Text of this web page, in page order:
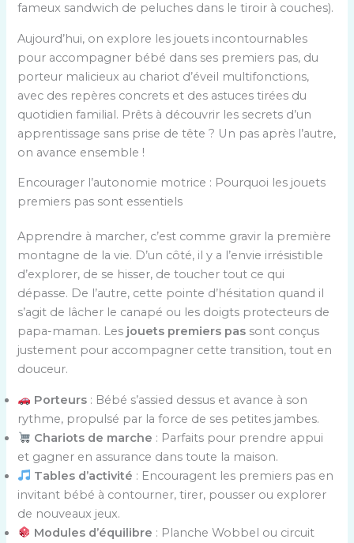
fameux sandwich de peluches dans le tiroir à couches).
Aujourd’hui, on explore les jouets incontournables
pour accompagner bébé dans ses premiers pas, du
porteur malicieux au chariot d’éveil multifonctions,
avec des repères concrets et des astuces tirées du
quotidien familial. Prêts à découvrir les secrets d’un
apprentissage sans prise de tête ? Un pas après l’autre,
on avance ensemble !
Encourager l’autonomie motrice : Pourquoi les jouets
premiers pas sont essentiels
Apprendre à marcher, c’est comme gravir la première
montagne de la vie. D’un côté, il y a l’envie irrésistible
d’explorer, de se hisser, de toucher tout ce qui
dépasse. De l’autre, cette pointe d’hésitation quand il
s’agit de lâcher le canapé ou les doigts protecteurs de
papa-maman. Les jouets premiers pas sont conçus
justement pour accompagner cette transition, tout en
douceur.
Porteurs : Bébé s’assied dessus et avance à son
rythme, propulsé par la force de ses petites jambes.
Chariots de marche : Parfaits pour prendre appui
et gagner en assurance dans toute la maison.
Tables d’activité : Encouragent les premiers pas en
invitant bébé à contourner, tirer, pousser ou explorer
de nouveaux jeux.
Modules d’équilibre : Planche Wobbel ou circuit